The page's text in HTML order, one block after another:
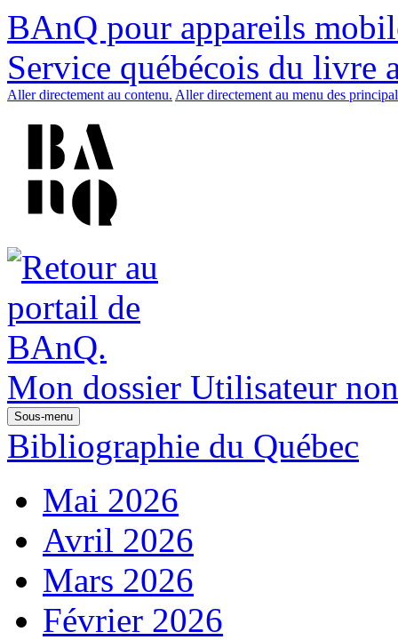
BAnQ pour appareils
Service québécois du livre
Aller directement au contenu. Aller directement au menu des
Mon dossier Utilisateur
Sous-menu
Bibliographie du Québec
Mai 2026
Avril 2026
Mars 2026
Février 2026